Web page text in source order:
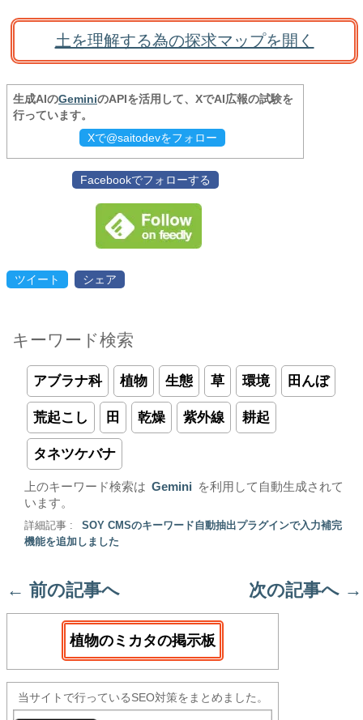
土を理解する為の探求マップを開く
生成AIのGeminiのAPIを活用して、XでAI広報の試験を
行っています。
Xで@saitodevをフォロー
Facebookでフォローする
ツイート シェア
キーワード検索
アブラナ科 植物 生態 草 環境 田んぼ
荒起こし 田 乾燥 紫外線 耕起
タネツケバナ
上のキーワード検索は Gemini
を利用して自動生成されて
います。
詳細記事 :
SOY CMSのキーワード自動抽出プラグインで入力補完
機能を追加しました
← 前の記事へ 次の記事へ →
植物のミカタの掲示板
当サイトで行っているSEO対策をまとめました。